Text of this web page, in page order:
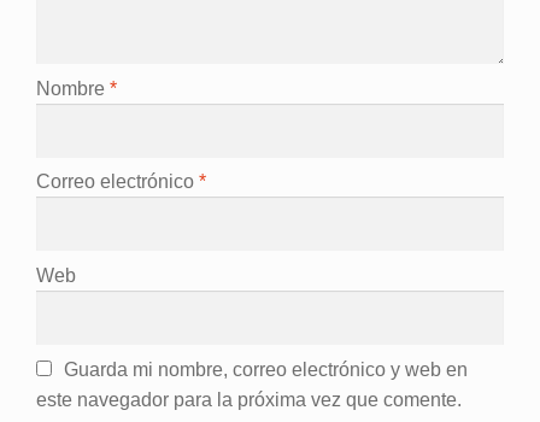
Nombre *
Correo electrónico *
Web
Guarda mi nombre, correo electrónico y web en
este navegador para la próxima vez que comente.